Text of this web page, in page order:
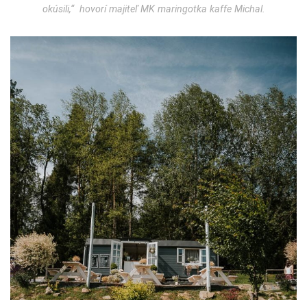
okúsili,“hovorí majiteľ MK maringotka kaffe Michal.